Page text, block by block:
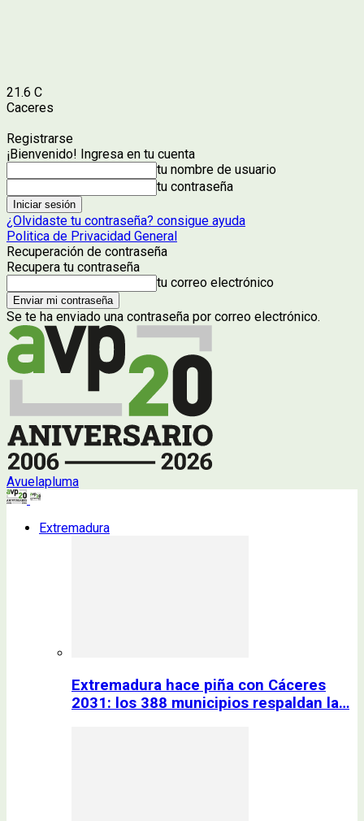
21.6 C
Caceres
Registrarse
¡Bienvenido! Ingresa en tu cuenta
tu nombre de usuario
tu contraseña
¿Olvidaste tu contraseña? consigue ayuda
Politica de Privacidad General
Recuperación de contraseña
Recupera tu contraseña
tu correo electrónico
Se te ha enviado una contraseña por correo electrónico.
Avuelapluma
Extremadura
Extremadura hace piña con Cáceres
2031: los 388 municipios respaldan la…